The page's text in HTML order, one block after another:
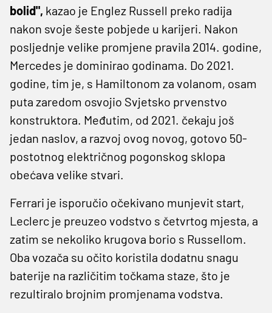
bolid", kazao je Englez Russell preko radija
nakon svoje šeste pobjede u karijeri. Nakon
posljednje velike promjene pravila 2014. godine,
Mercedes je dominirao godinama. Do 2021.
godine, tim je, s Hamiltonom za volanom, osam
puta zaredom osvojio Svjetsko prvenstvo
konstruktora. Međutim, od 2021. čekaju još
jedan naslov, a razvoj ovog novog, gotovo 50-
postotnog električnog pogonskog sklopa
obećava velike stvari.
Ferrari je isporučio očekivano munjevit start,
Leclerc je preuzeo vodstvo s četvrtog mjesta, a
zatim se nekoliko krugova borio s Russellom.
Oba vozača su očito koristila dodatnu snagu
baterije na različitim točkama staze, što je
rezultiralo brojnim promjenama vodstva.